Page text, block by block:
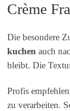
Crème
Die besondere
kuchen auch
bleibt. Die
Profis
zu verarbeiten.